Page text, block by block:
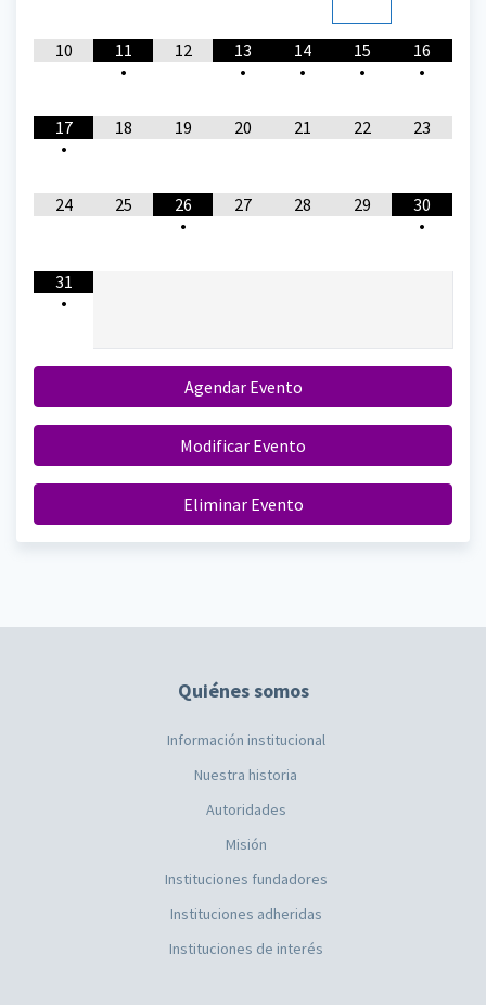
10
11
•
12
13
•
14
•
15
•
16
•
17
•
18 19 20 21 22 23
24 25
26
•
27 28 29
30
•
31
•
Agendar Evento
Modificar Evento
Eliminar Evento
Quiénes somos
Información institucional
Nuestra historia
Autoridades
Misión
Instituciones fundadores
Instituciones adheridas
Instituciones de interés